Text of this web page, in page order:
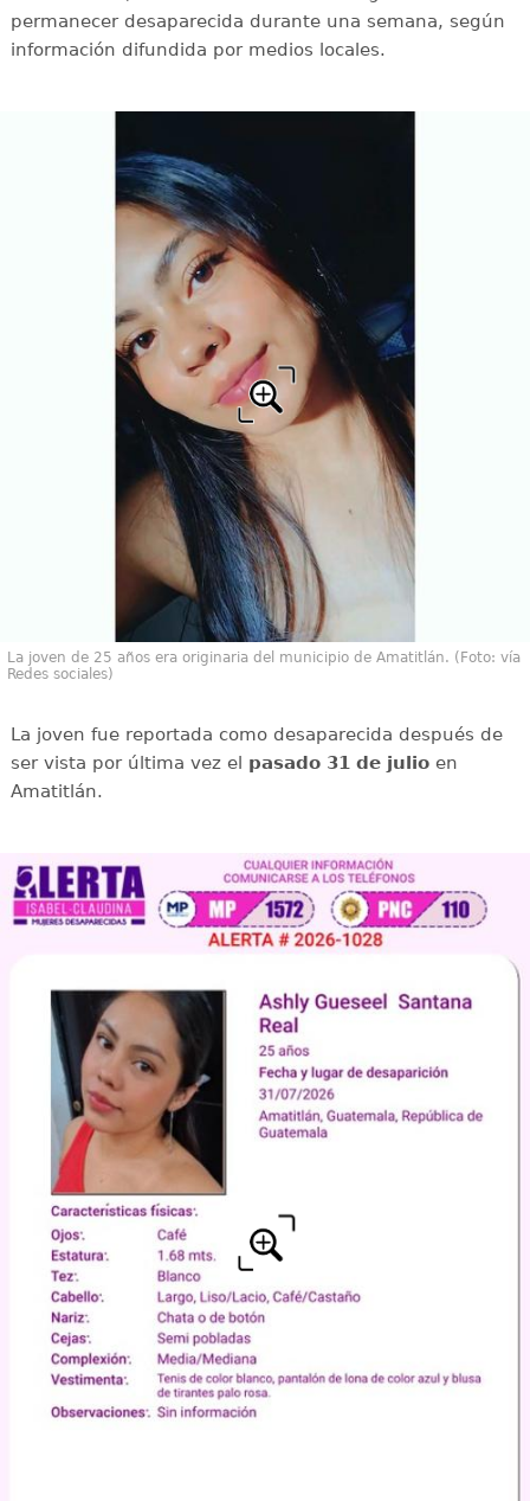
permanecer desaparecida durante una semana, según
información difundida por medios locales.
La joven de 25 años era originaria del municipio de Amatitlán. (Foto: vía
Redes sociales)
La joven fue reportada como desaparecida después de
ser vista por última vez el pasado 31 de julioen
Amatitlán.